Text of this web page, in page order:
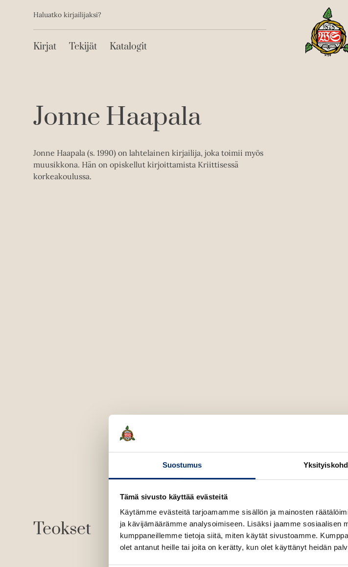
Suostumus
Tämä sivusto käyttää evästeitä
Käytämme evästeitä tarjoamamme sisällön ja mainosten
ja kävijämäärämme analysoimiseen. Lisäksi jaamme sosiaalisen
kumppaneillemme tietoja siitä, miten käytät sivustoamme.
olet antanut heille tai joita on kerätty, kun olet käyttänyt heidän
sisältöönToissijainen
Haluatko kirjailijaksi?
Päävalikko
Kirjat Tekijät Katalogit
Jonne Haapala
Jonne Haapala (s. 1990) on lahtelainen kirjailija, joka toimii myös
muusikkona. Hän on opiskellut kirjoittamista Kriittisessä
korkeakoulussa.
Teokset